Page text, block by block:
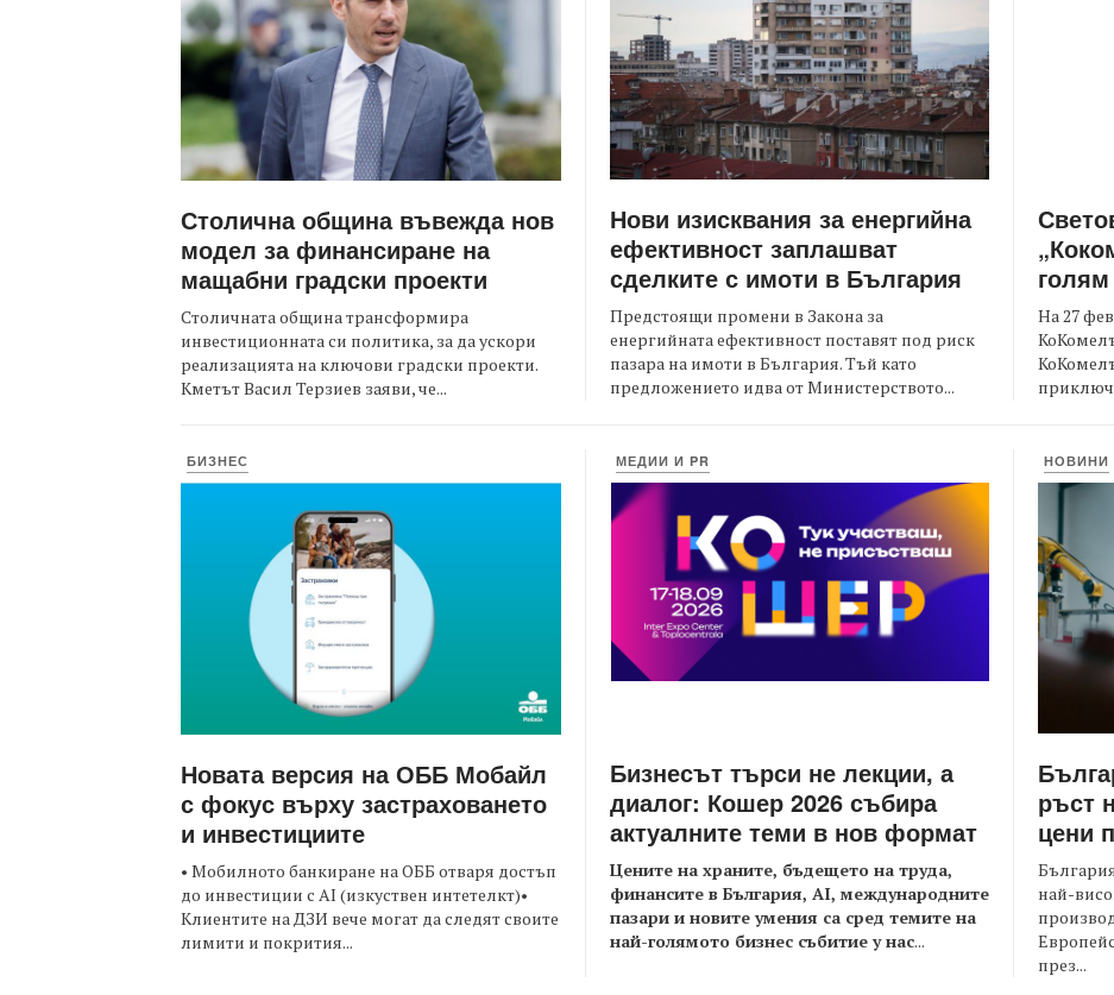
Столична община въвежда нов
модел за финансиране на
мащабни градски проекти
Столичната община трансформира
инвестиционната си политика, за да ускори
реализацията на ключови градски проекти.
Кметът Васил Терзиев заяви, че...
Нови изисквания за енергийна
ефективност заплашват
сделките с имоти в България
Предстоящи промени в Закона за
енергийната ефективност поставят под риск
пазара на имоти в България. Тъй като
предложението идва от Министерството...
На 27
БИЗНЕС
Новата версия на ОББ Мобайл
с фокус върху застраховането
и инвестициите
• Мобилното банкиране на ОББ отваря достъп
до инвестиции с AI (изкуствен интетелкт)•
Клиентите на ДЗИ вече могат да следят своите
лимити и покрития...
МЕДИИ И PR
Бизнесът търси не лекции, а
диалог: Кошер 2026 събира
актуалните теми в нов формат
Цените на храните, бъдещето на труда,
финансите в България, AI, международните
пазари и новите умения са сред темите на
най-голямото бизнес събитие у нас...
НОВИНИ
ръст
цени
най-
през...